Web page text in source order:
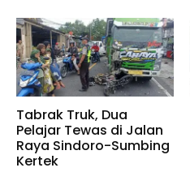
Tabrak Truk, Dua
Pelajar Tewas di Jalan
Raya Sindoro-Sumbing
Kertek